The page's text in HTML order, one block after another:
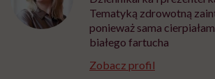
Tematyką zdrowotną
ponieważ sama
białego fartucha
Zobacz profil